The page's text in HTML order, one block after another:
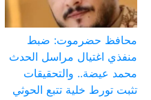
محافظ حضرموت: ضبط
منفذي اغتيال مراسل الحدث
محمد عيضة.. والتحقيقات
تثبت تورط خلية تتبع الحوثي